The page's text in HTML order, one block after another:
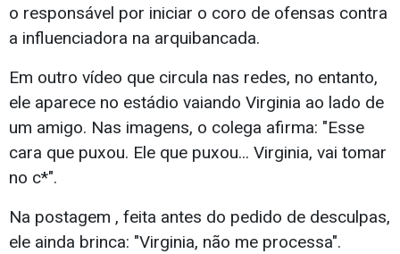
o responsável por iniciar o coro de ofensas contra
a influenciadora na arquibancada.
Em outro vídeo que circula nas redes, no entanto,
ele aparece no estádio vaiando Virginia ao lado de
um amigo. Nas imagens, o colega afirma: "Esse
cara que puxou. Ele que puxou... Virginia, vai tomar
no c*".
Na postagem , feita antes do pedido de desculpas,
ele ainda brinca: "Virginia, não me processa".